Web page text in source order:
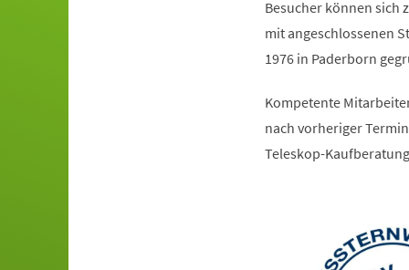
Besucher können sich
mit angeschlossenen
1976 in Paderborn
Kompetente
nach vorheriger
Teleskop-